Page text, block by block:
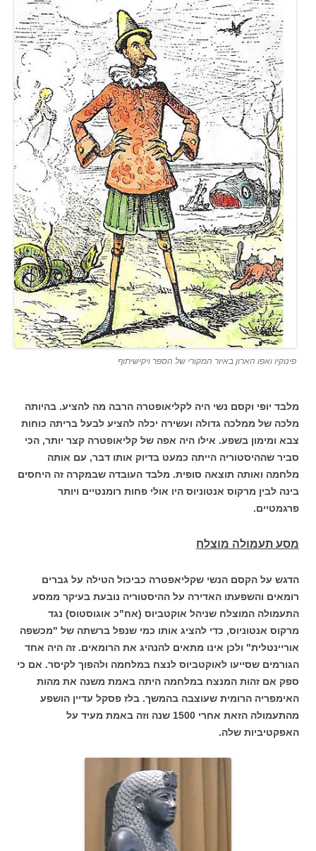
פינוקיו ואפו הארון באיור המקורי של הספר ויקישיתוף
מלבד יופי וקסם נשי היה לקליאופטרה הרבה מה להציע. בהיותה
מלכה של ממלכה גדולה ועשירה יכלה להציע לבעל בריתה כוחות
צבא ומימון בשפע. אילו היה אפה של קליאופטרה קצר יותר, הכי
סביר שההיסטוריה הייתה כמעט בדיוק אותו דבר, עם אותה
מלחמה ואותה תוצאה סופית. מלבד העובדה שבמקרה זה היחסים
בינה לבין מרקוס אנטוניוס היו אולי פחות רומנטיים ויותר
פרגמטיים.
מסע תעמולה מוצלח
הדגש על הקסם הנשי שקליאפטרה כביכול הטילה על גברים
רומאים והשפעתו האדירה על ההיסטוריה נובעת בעיקר ממסע
התעמולה המוצלח שניהל אוקטביוס (אח"כ אוגוסטוס) נגד
מרקוס אנטוניוס, כדי להציג אותו כמי שנפל ברשתה של "מכשפה
אוריינטלית" ולכן אינו מתאים להנהיג את הרומאים. זה היה אחד
הגורמים שסייעו לאוקטביוס לנצח במלחמה ולהפוך לקיסר. אם כי
ספק אם זהות המנצח במלחמה היתה באמת משנה את מהות
האימפריה הרומית שעוצבה בהמשך. בלז פסקל עדיין הושפע
מהתעמולה הזאת אחרי 1500 שנה וזה באמת מעיד על
האפקטיביות שלה.